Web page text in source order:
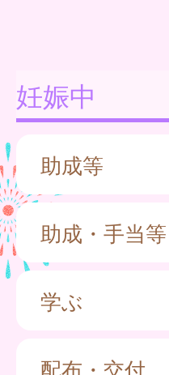
妊娠中
助成等
助成・手当等
学ぶ
配布・交付